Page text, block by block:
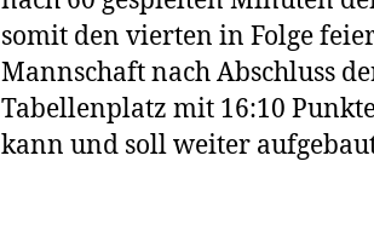
somit den vierten in Folge
Mannschaft nach Abschluss
Tabellenplatz mit 16:10
kann und soll weiter